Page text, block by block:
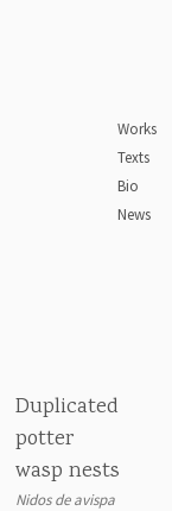
Works
Texts
Bio
News
Duplicated
potter
wasp nests
Nidos de avispa